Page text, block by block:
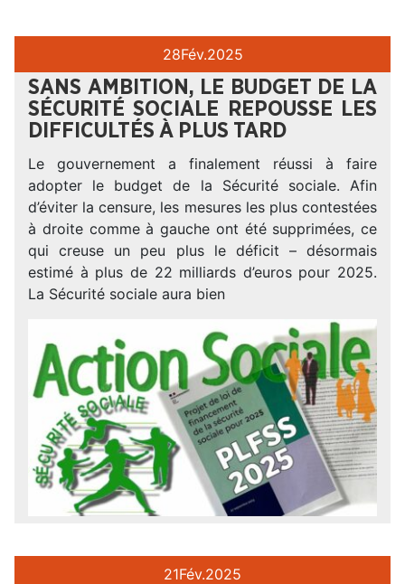
28Fév.2025
SANS AMBITION, LE BUDGET DE LA
SÉCURITÉ SOCIALE REPOUSSE LES
DIFFICULTÉS À PLUS TARD
Le gouvernement a finalement réussi à faire
adopter le budget de la Sécurité sociale. Afin
d’éviter la censure, les mesures les plus contestées
à droite comme à gauche ont été supprimées, ce
qui creuse un peu plus le déficit – désormais
estimé à plus de 22 milliards d’euros pour 2025.
La Sécurité sociale aura bien
21Fév.2025